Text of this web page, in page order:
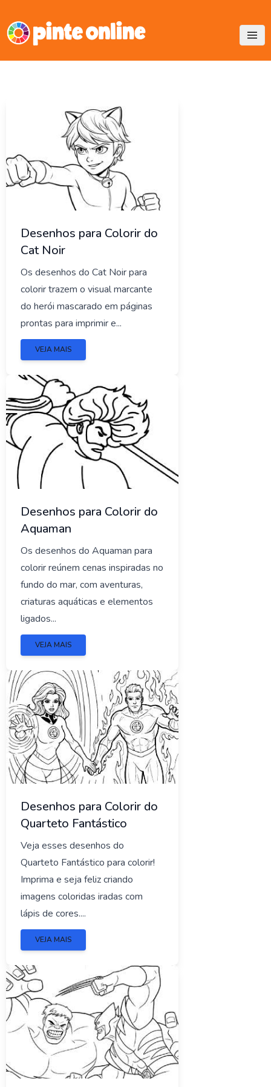
content
Desenhos para Colorir do
Cat Noir
Os desenhos do Cat Noir para
colorir trazem o visual marcante
do herói mascarado em páginas
prontas para imprimir e...
VEJA MAIS
Desenhos para Colorir do
Aquaman
Os desenhos do Aquaman para
colorir reúnem cenas inspiradas no
fundo do mar, com aventuras,
criaturas aquáticas e elementos
ligados...
VEJA MAIS
Desenhos para Colorir do
Quarteto Fantástico
Veja esses desenhos do
Quarteto Fantástico para colorir!
Imprima e seja feliz criando
imagens coloridas iradas com
lápis de cores....
VEJA MAIS